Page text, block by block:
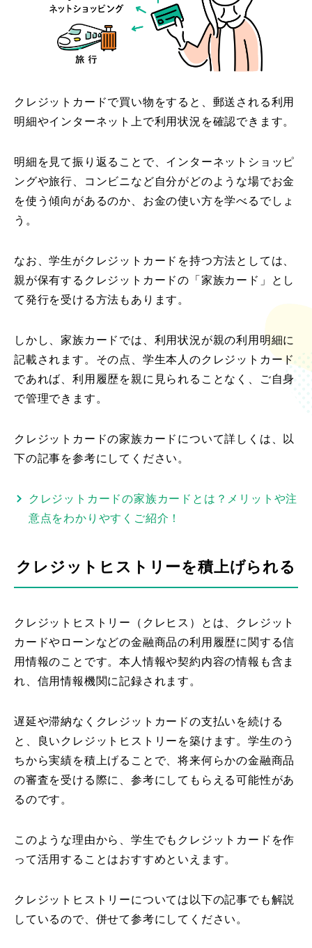
クレジットカードで買い物をすると、郵送される利用
明細やインターネット上で利用状況を確認できます。
明細を見て振り返ることで、インターネットショッピ
ングや旅行、コンビニなど自分がどのような場でお金
を使う傾向があるのか、お金の使い方を学べるでしょ
う。
なお、学生がクレジットカードを持つ方法としては、
親が保有するクレジットカードの「家族カード」とし
て発行を受ける方法もあります。
しかし、家族カードでは、利用状況が親の利用明細に
記載されます。その点、学生本人のクレジットカード
であれば、利用履歴を親に見られることなく、ご自身
で管理できます。
クレジットカードの家族カードについて詳しくは、以
下の記事を参考にしてください。
クレジットカードの家族カードとは？メリットや注
意点をわかりやすくご紹介！
クレジットヒストリーを積上げられる
クレジットヒストリー（クレヒス）とは、クレジット
カードやローンなどの金融商品の利用履歴に関する信
用情報のことです。本人情報や契約内容の情報も含ま
れ、信用情報機関に記録されます。
遅延や滞納なくクレジットカードの支払いを続ける
と、良いクレジットヒストリーを築けます。学生のう
ちから実績を積上げることで、将来何らかの金融商品
の審査を受ける際に、参考にしてもらえる可能性があ
るのです。
このような理由から、学生でもクレジットカードを作
って活用することはおすすめといえます。
クレジットヒストリーについては以下の記事でも解説
しているので、併せて参考にしてください。